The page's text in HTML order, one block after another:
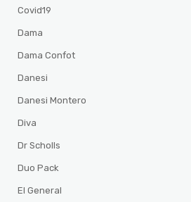
Covid19
Dama
Dama Confot
Danesi
Danesi Montero
Diva
Dr Scholls
Duo Pack
El General